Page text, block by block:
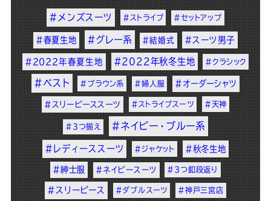
#メンズスーツ #ストライプ #セットアップ
#春夏生地 #グレー系 #結婚式 #スーツ男子
#2022年春夏生地 #2022年秋冬生地 #クラシック
#ベスト #ブラウン系 #婦人服 #オーダーシャツ
#スリーピーススーツ #ストライプスーツ #天神
#3つ揃え #ネイビー・ブルー系
#レディーススーツ #ジャケット #秋冬生地
#紳士服 #ネイビースーツ #3つ釦段返り
#スリーピース #ダブルスーツ #神戸三宮店